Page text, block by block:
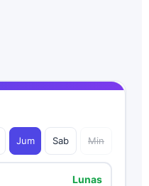
Jum Sab Min
Lunas